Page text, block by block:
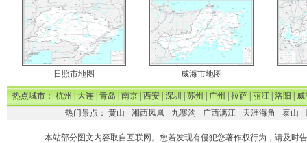
日照市地图 威海市地图
热点城市：杭州|大连|青岛|南京|西安|深圳|苏州|广州|拉萨|丽江|洛阳|威
热门景点： 黄山 - 湘西凤凰- 九寨沟 - 广西漓江- 天涯海角 - 泰山 -
本站部分图文内容取自互联网。您若发现有侵犯您著作权行为，请及时